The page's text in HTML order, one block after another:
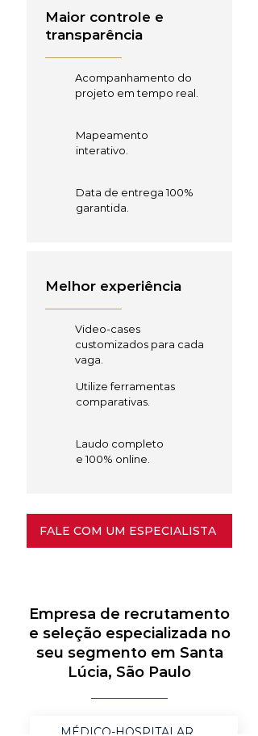
Maior controle e
transparência
Acompanhamento do
projeto em tempo real.
Mapeamento
interativo.
Data de entrega 100%
garantida.
Melhor experiência
Video-cases
customizados para cada
vaga.
Utilize ferramentas
comparativas.
Laudo completo
e 100% online.
FALE COM UM ESPECIALISTA
Empresa de recrutamento
e seleção especializada no
seu segmento em Santa
Lúcia, São Paulo
MÉDICO-HOSPITALAR